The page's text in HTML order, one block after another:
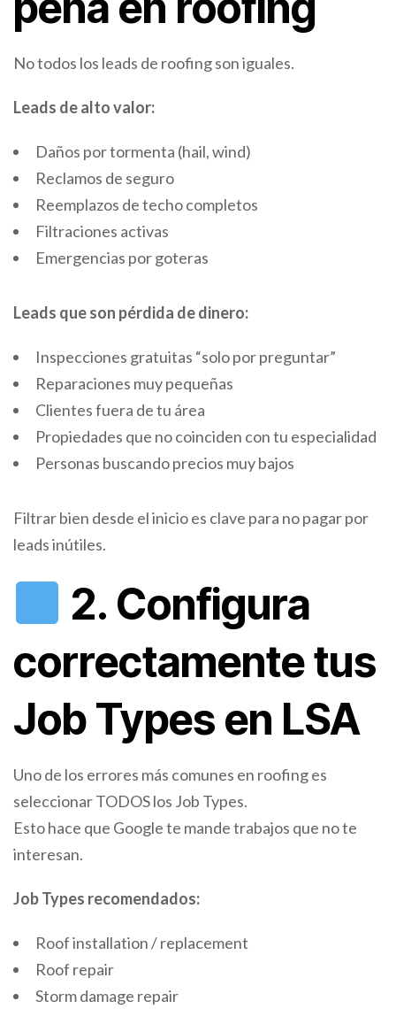
No todos los leads de roofing son iguales.
Leads de alto valor:
Daños por tormenta (hail, wind)
Reclamos de seguro
Reemplazos de techo completos
Filtraciones activas
Emergencias por goteras
Leads que son pérdida de dinero:
Inspecciones gratuitas “solo por preguntar”
Reparaciones muy pequeñas
Clientes fuera de tu área
Propiedades que no coinciden con tu especialidad
Personas buscando precios muy bajos
Filtrar bien desde el inicio es clave para no pagar por
leads inútiles.
2. Configura
correctamente tus
Job Types en LSA
Uno de los errores más comunes en roofing es
seleccionar TODOS los Job Types.
Esto hace que Google te mande trabajos que no te
interesan.
Job Types recomendados:
Roof installation / replacement
Roof repair
Storm damage repair